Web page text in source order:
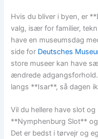
Hvis du bliver i byen, er
valg, især for familier,
have en museumsdag
side for Deutsches
store museer kan have
ændrede
langs **Isar**, så dagen
Vil du hellere have slot
**Nymphenburg Slot**
Det er bedst i tørvejr og